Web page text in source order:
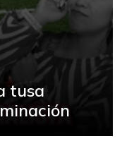
tusa